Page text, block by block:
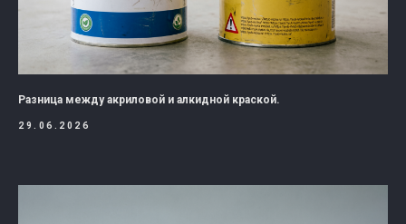
Разница между акриловой и алкидной краской.
29.06.2026